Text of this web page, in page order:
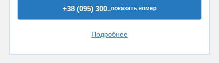
+38 (095) 300..показать номер
Подробнее